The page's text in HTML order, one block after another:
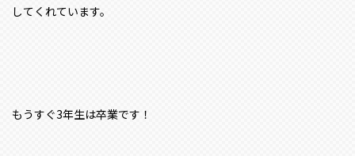
してくれています。
もうすぐ3年生は卒業です！